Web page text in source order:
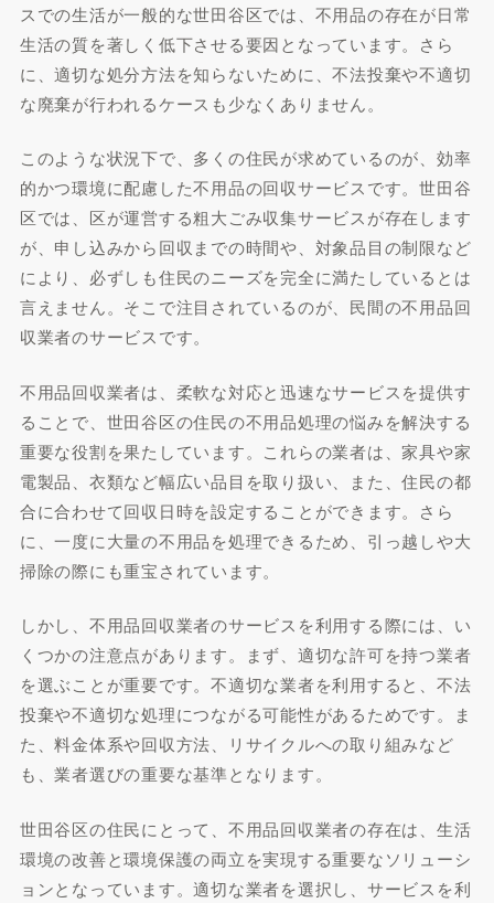
スでの生活が一般的な世田谷区では、不用品の存在が日常
生活の質を著しく低下させる要因となっています。さら
に、適切な処分方法を知らないために、不法投棄や不適切
な廃棄が行われるケースも少なくありません。
このような状況下で、多くの住民が求めているのが、効率
的かつ環境に配慮した不用品の回収サービスです。世田谷
区では、区が運営する粗大ごみ収集サービスが存在します
が、申し込みから回収までの時間や、対象品目の制限など
により、必ずしも住民のニーズを完全に満たしているとは
言えません。そこで注目されているのが、民間の不用品回
収業者のサービスです。
不用品回収業者は、柔軟な対応と迅速なサービスを提供す
ることで、世田谷区の住民の不用品処理の悩みを解決する
重要な役割を果たしています。これらの業者は、家具や家
電製品、衣類など幅広い品目を取り扱い、また、住民の都
合に合わせて回収日時を設定することができます。さら
に、一度に大量の不用品を処理できるため、引っ越しや大
掃除の際にも重宝されています。
しかし、不用品回収業者のサービスを利用する際には、い
くつかの注意点があります。まず、適切な許可を持つ業者
を選ぶことが重要です。不適切な業者を利用すると、不法
投棄や不適切な処理につながる可能性があるためです。ま
た、料金体系や回収方法、リサイクルへの取り組みなど
も、業者選びの重要な基準となります。
世田谷区の住民にとって、不用品回収業者の存在は、生活
環境の改善と環境保護の両立を実現する重要なソリューシ
ョンとなっています。適切な業者を選択し、サービスを利